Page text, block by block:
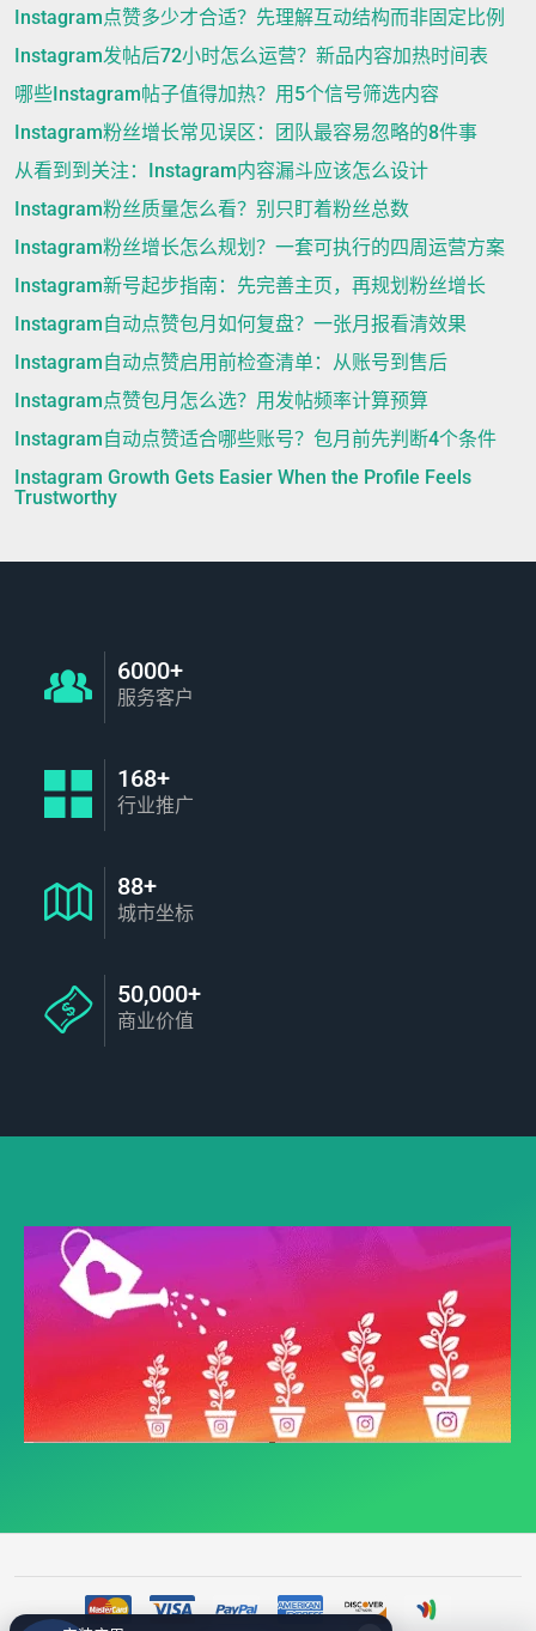
Instagram点赞多少才合适？先理解互动结构而非固定比例
Instagram发帖后72小时怎么运营？新品内容加热时间表
哪些Instagram帖子值得加热？用5个信号筛选内容
Instagram粉丝增长常见误区：团队最容易忽略的8件事
从看到到关注：Instagram内容漏斗应该怎么设计
Instagram粉丝质量怎么看？别只盯着粉丝总数
Instagram粉丝增长怎么规划？一套可执行的四周运营方案
Instagram新号起步指南：先完善主页，再规划粉丝增长
Instagram自动点赞包月如何复盘？一张月报看清效果
Instagram自动点赞启用前检查清单：从账号到售后
Instagram点赞包月怎么选？用发帖频率计算预算
Instagram自动点赞适合哪些账号？包月前先判断4个条件
Instagram Growth Gets Easier When the Profile Feels
Trustworthy
6000+
服务客户
168+
行业推广
88+
城市坐标
50,000+
商业价值